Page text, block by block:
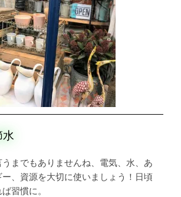
までもありませんね、電気、水、あ
、資源を大切に使いましょう！日頃
習慣に。